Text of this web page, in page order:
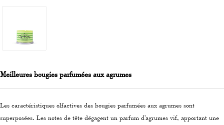
Meilleures bougies parfumées aux agrumes
Les caractéristiques olfactives des bougies parfumées aux agrumes sont
superposées. Les notes de tête dégagent un parfum d'agrumes vif, apportant une